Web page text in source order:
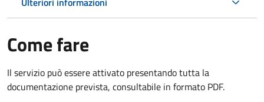
Come fare
Il servizio può essere attivato presentando tutta la
documentazione prevista, consultabile in formato PDF.